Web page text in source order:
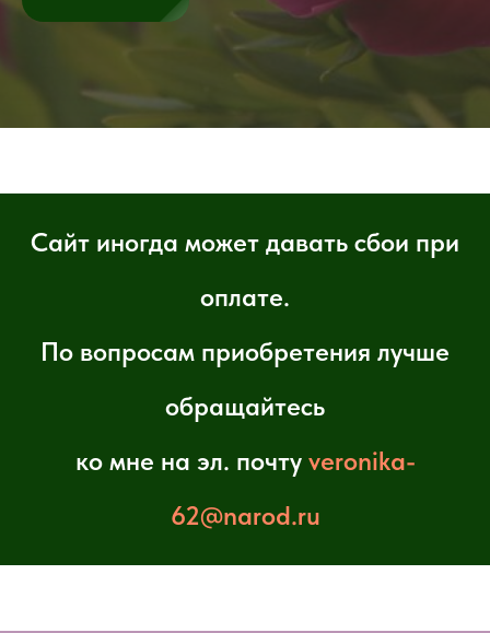
Сайт иногда может давать сбои при
оплате.
По вопросам приобретения лучше
обращайтесь
ко мне на эл. почту veronika-
62@narod.ru